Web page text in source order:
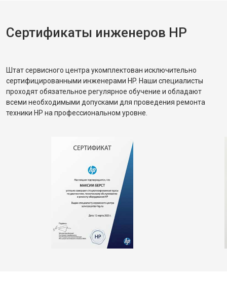
Сертификаты инженеров HP
Штат сервисного центра укомплектован исключительно
сертифицированными инженерами HP. Наши специалисты
проходят обязательное регулярное обучение и обладают
всеми необходимыми допусками для проведения ремонта
техники HP на профессиональном уровне.